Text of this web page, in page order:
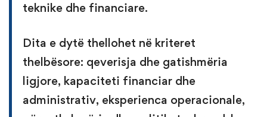
teknike dhe financiare.
Dita e dytë thellohet në kriteret
thelbësore: qeverisja dhe gatishmëria
ligjore, kapaciteti financiar dhe
administrativ, eksperienca operacionale,